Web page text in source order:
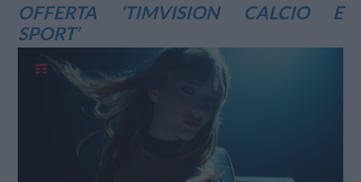
OFFERTA ‘TIMVISION CALCIO E
SPORT’